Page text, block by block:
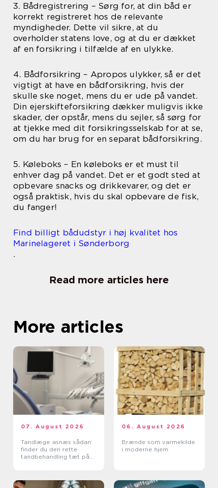
3. Bådregistrering – Sørg for, at din båd er
korrekt registreret hos de relevante
myndigheder. Dette vil sikre, at du
overholder statens love, og at du er dækket
af en forsikring i tilfælde af en ulykke.
4. Bådforsikring – Apropos ulykker, så er det
vigtigt at have en bådforsikring, hvis der
skulle ske noget, mens du er ude på vandet.
Din ejerskifteforsikring dækker muligvis ikke
skader, der opstår, mens du sejler, så sørg for
at tjekke med dit forsikringsselskab for at se,
om du har brug for en separat bådforsikring.
5. Køleboks – En køleboks er et must til
enhver dag på vandet. Det er et godt sted at
opbevare snacks og drikkevarer, og det er
også praktisk, hvis du skal opbevare de fisk,
du fanger!
Find billigt bådudstyr i høj kvalitet hos
Marinelageret i Sønderborg
.
Read more articles here
More articles
07. August 2026
Tandlæge asnæs sådan
finder du den rette
tandbehandling tæt på
06. August 2026
Brænde som varmekilde
i moderne hjem